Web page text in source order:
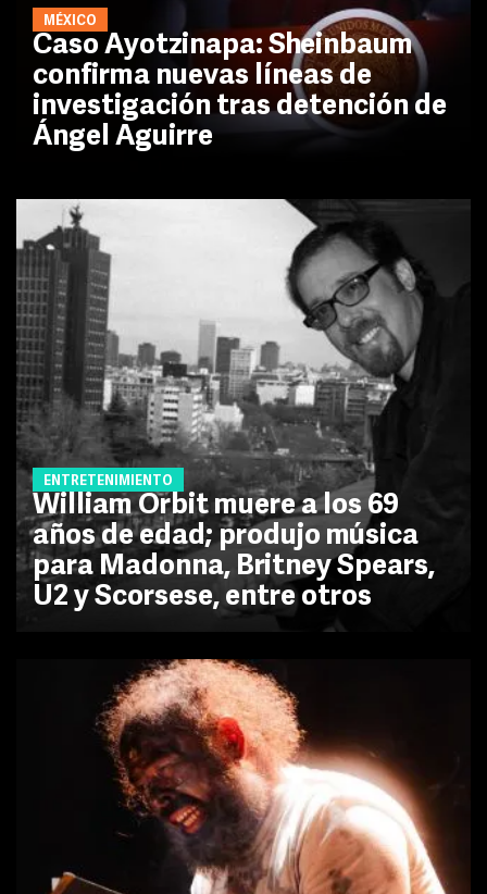
MÉXICO
Caso Ayotzinapa: Sheinbaum
confirma nuevas líneas de
investigación tras detención de
Ángel Aguirre
ENTRETENIMIENTO
William Orbit muere a los 69
años de edad; produjo música
para Madonna, Britney Spears,
U2 y Scorsese, entre otros